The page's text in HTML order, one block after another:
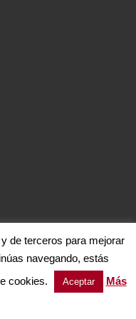
de terceros para mejorar
navegando, estás
cookies.
Aceptar
Más